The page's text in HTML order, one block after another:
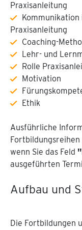
Praxisanleitung
Praxisanleitung
Coaching-
Lehr- und
Rolle
Motivation
Ethik
Ausführliche
wenn Sie das Feld
ausgeführten
Aufbau und
Die Fortbildungen